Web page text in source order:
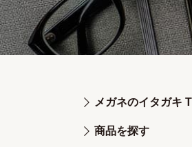
メガネのイタガキ
商品を探す